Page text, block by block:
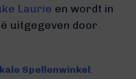
Laurie en wordt in
uitgegeven door
Spellenwinkel: